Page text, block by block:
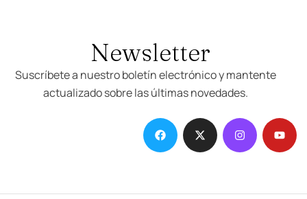
Newsletter
Suscríbete a nuestro boletín electrónico y mantente
actualizado sobre las últimas novedades.